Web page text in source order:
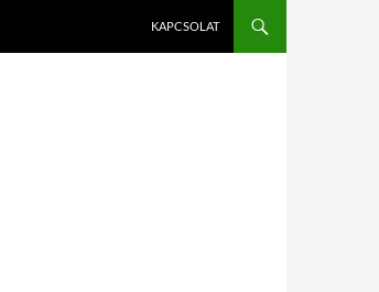
KAPCSOLAT